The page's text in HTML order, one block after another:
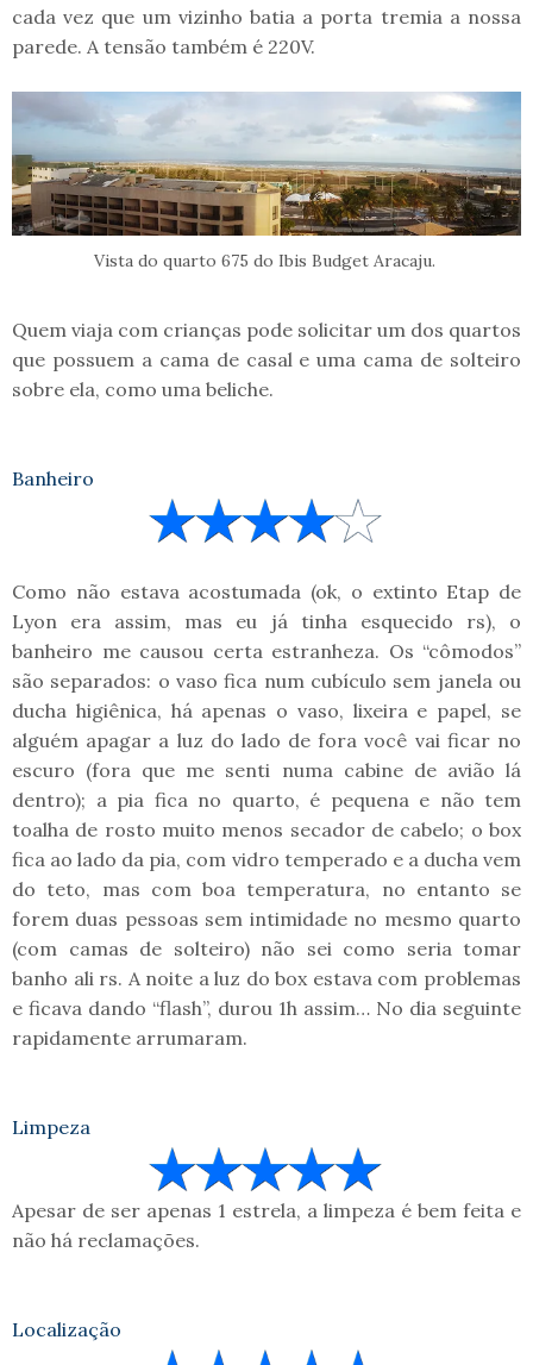
cada vez que um vizinho batia a porta tremia a nossa
parede. A tensão também é 220V.
Vista do quarto 675 do Ibis Budget Aracaju.
Quem viaja com crianças pode solicitar um dos quartos
que possuem a cama de casal e uma cama de solteiro
sobre ela, como uma beliche.
Banheiro
Como não estava acostumada (ok, o extinto Etap de
Lyon era assim, mas eu já tinha esquecido rs), o
banheiro me causou certa estranheza. Os “cômodos”
são separados: o vaso fica num cubículo sem janela ou
ducha higiênica, há apenas o vaso, lixeira e papel, se
alguém apagar a luz do lado de fora você vai ficar no
escuro (fora que me senti numa cabine de avião lá
dentro); a pia fica no quarto, é pequena e não tem
toalha de rosto muito menos secador de cabelo; o box
fica ao lado da pia, com vidro temperado e a ducha vem
do teto, mas com boa temperatura, no entanto se
forem duas pessoas sem intimidade no mesmo quarto
(com camas de solteiro) não sei como seria tomar
banho ali rs. A noite a luz do box estava com problemas
e ficava dando “flash”, durou 1h assim… No dia seguinte
rapidamente arrumaram.
Limpeza
Apesar de ser apenas 1 estrela, a limpeza é bem feita e
não há reclamações.
Localização